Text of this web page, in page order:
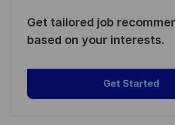
Get tailored job
based on your interests.
Get Started